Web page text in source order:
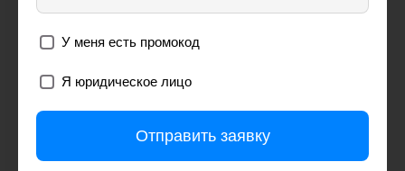
У меня есть промокод
Я юридическое лицо
Отправить заявку